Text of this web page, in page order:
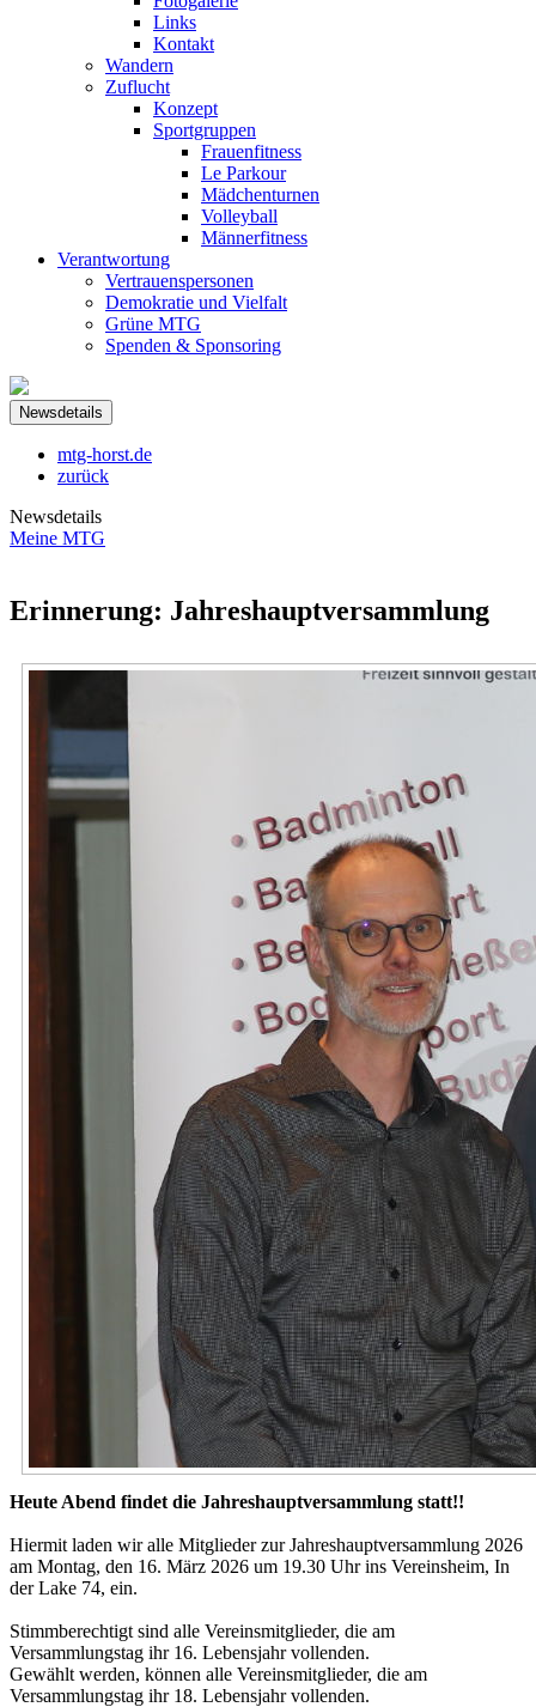
Links
Kontakt
Wandern
Zuflucht
Konzept
Sportgruppen
Frauenfitness
Le Parkour
Mädchenturnen
Volleyball
Männerfitness
Verantwortung
Vertrauenspersonen
Demokratie und Vielfalt
Grüne MTG
Spenden & Sponsoring
Newsdetails
mtg-horst.de
zurück
Newsdetails
Meine MTG
Erinnerung: Jahreshauptversammlung
Heute Abend findet die Jahreshauptversammlung statt!!
Hiermit laden wir alle Mitglieder zur Jahreshauptversammlung 2026
am Montag, den 16. März 2026 um 19.30 Uhr ins Vereinsheim, In
der Lake 74, ein.
Stimmberechtigt sind alle Vereinsmitglieder, die am
Versammlungstag ihr 16. Lebensjahr vollenden.
Gewählt werden, können alle Vereinsmitglieder, die am
Versammlungstag ihr 18. Lebensjahr vollenden.